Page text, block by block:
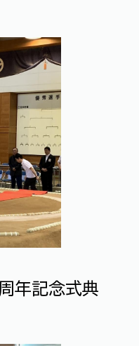
年記念式典